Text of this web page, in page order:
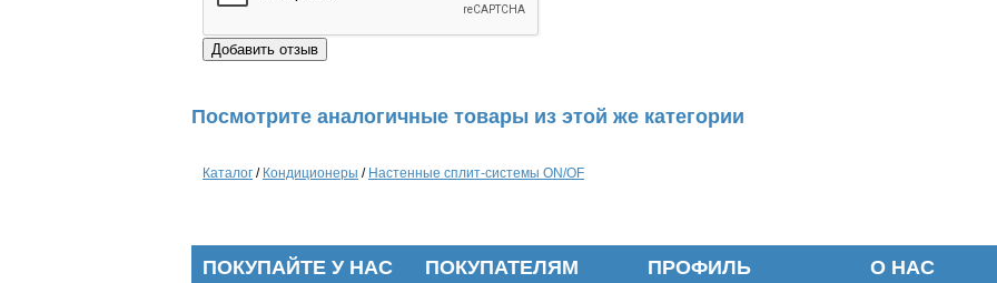
Посмотрите аналогичные товары из этой же категории
Каталог / Кондиционеры / Настенные сплит-системы ON/OF
ПОКУПАЙТЕ У НАС ПОКУПАТЕЛЯМ ПРОФИЛЬ О НАС